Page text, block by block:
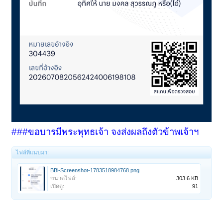
###ขอบารมีพระพุทธเจ้า จงส่งผลถึงตัวข้าพเจ้าฯ
ไฟล์ที่แนบมา:
BBl-Screenshot-1783518984768.png
ขนาดไฟล์:
303.6 KB
เปิดดู:
91